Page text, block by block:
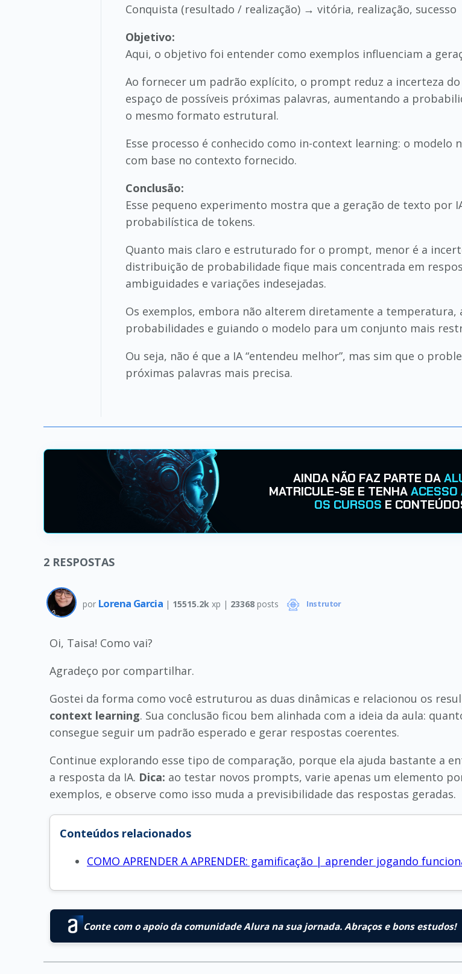
Conquista (resultado / realização) → vitória, realização, sucesso
Objetivo:
Aqui, o objetivo foi entender como exemplos influenciam a
Ao fornecer um padrão explícito, o prompt reduz a incerteza
espaço de possíveis próximas palavras, aumentando a
o mesmo formato estrutural.
Esse processo é conhecido como in-context learning: o
com base no contexto fornecido.
Conclusão:
Esse pequeno experimento mostra que a geração de texto por
probabilística de tokens.
Quanto mais claro e estruturado for o prompt, menor é a
distribuição de probabilidade fique mais concentrada em
ambiguidades e variações indesejadas.
Os exemplos, embora não alterem diretamente a
probabilidades e guiando o modelo para um conjunto mais
Ou seja, não é que a IA “entendeu melhor”, mas sim que o
próximas palavras mais precisa.
AINDA NÃO FAZ PARTE DA
MATRICULE-SE E TENHAACESSO
OS CURSOS E
2 RESPOSTAS
por Lorena Garcia | 15515.2k xp | 23368posts Instrutor
Oi, Taisa! Como vai?
Agradeço por compartilhar.
Gostei da forma como você estruturou as duas dinâmicas e relacionou os
context learning. Sua conclusão ficou bem alinhada com a ideia da aula:
consegue seguir um padrão esperado e gerar respostas coerentes.
Continue explorando esse tipo de comparação, porque ela ajuda bastante a
a resposta da IA. Dica: ao testar novos prompts, varie apenas um elemento
exemplos, e observe como isso muda a previsibilidade das respostas geradas.
Conteúdos relacionados
COMO APRENDER A APRENDER: gamificação | aprender jogando
Conte com o apoio da comunidade Alura na sua jornada. Abraços e bons estudos!